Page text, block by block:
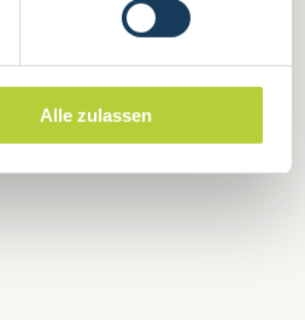
Alle zulassen